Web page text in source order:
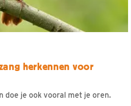
herkennen voor
doe je ook vooral met je oren.